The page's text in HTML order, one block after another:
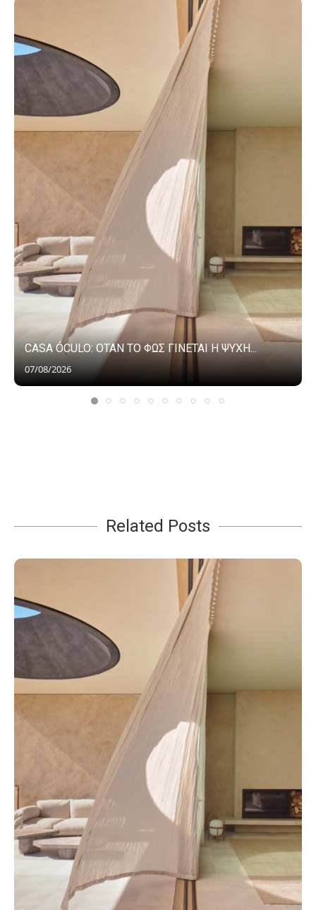
CASA ÓCULO: ΟΤΑΝ ΤΟ ΦΩΣ ΓΙΝΕΤΑΙ Η ΨΥΧΗ...
07/08/2026
Related Posts